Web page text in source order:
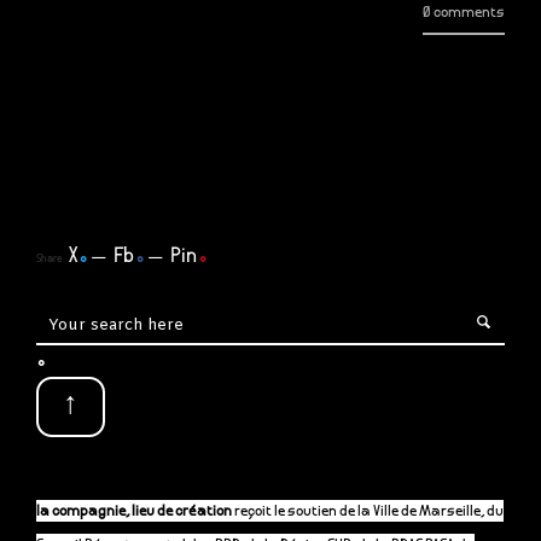
0 comments
Share X. Fb. Pin.
.
↑
la compagnie, lieu de créationreçoit le soutien de la Ville de Marseille, du